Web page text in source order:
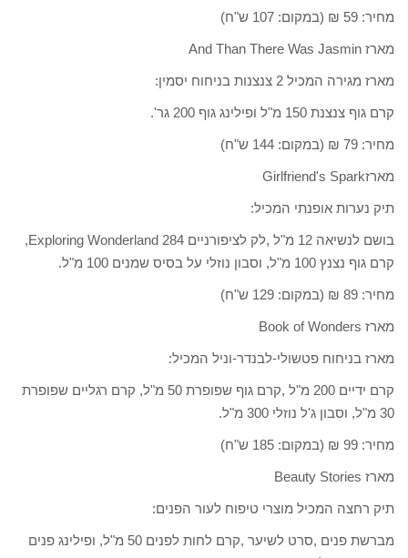
מחיר: 59 ₪ (במקום: 107 ש"ח)
מארז And Than There Was Jasmin
מארז מגירה המכיל 2 צנצנות בניחוח יסמין:
קרם גוף צנצנת 150 מ"ל ופילינג גוף 200 גר'.
מחיר: 79 ₪ (במקום: 144 ש"ח)
מארזGirlfriend's Spark
תיק נערות אופנתי המכיל:
בושם לנשיאה 12 מ"ל ,לק לציפורניים Exploring Wonderland 284,
קרם גוף נצנץ 100 מ"ל, וסבון נוזלי על בסיס שמנים 100 מ"ל.
מחיר: 89 ₪ (במקום: 129 ש"ח)
מארז Book of Wonders
מארז בניחוח פטשולי-לבנדר-וניל המכיל:
קרם ידיים 200 מ"ל ,קרם גוף שפופרת 50 מ"ל, קרם רגליים שפופרת
30 מ"ל, וסבון ג'ל נוזלי 300 מ"ל.
מחיר: 99 ₪ (במקום: 185 ש"ח)
מארז Beauty Stories
תיק רחצה המכיל מוצרי טיפוח לעור הפנים:
מברשת פנים ,סרט לשיער ,קרם לחות לפנים 50 מ"ל, ופילינג פנים